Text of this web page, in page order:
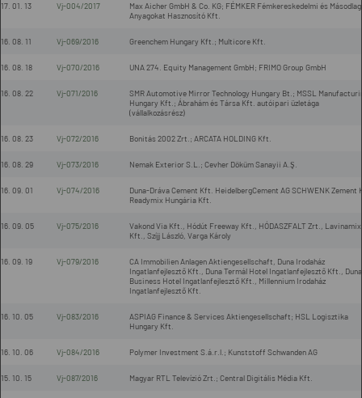
01. 13 Vj-004/2017
Max Aicher GmbH & Co. KG; FÉMKER Fémkereskedelmi és
Anyagokat Hasznosító Kft.
08. 11 Vj-069/2016 Greenchem Hungary Kft.; Multicore Kft.
08. 18 Vj-070/2016 UNA 274. Equity Management GmbH; FRIMO Group GmbH
08. 22 Vj-071/2016
SMR Automotive Mirror Technology Hungary Bt.; MSSL
Hungary Kft.; Ábrahám és Társa Kft. autóipari üzletága
(vállalkozásrész)
08. 23 Vj-072/2016 Bonitás 2002 Zrt.; ARCATA HOLDING Kft.
08. 29 Vj-073/2016 Nemak Exterior S.L.; Cevher Döküm Sanayii A.Ş.
09. 01 Vj-074/2016
Duna-Dráva Cement Kft. HeidelbergCement AG SCHWENK Zement
Readymix Hungária Kft.
09. 05 Vj-075/2016
Vakond Via Kft., Hódút Freeway Kft., HÓDASZFALT Zrt., Lavinamix
Kft., Szíjj László, Varga Károly
09. 19 Vj-079/2016
CA Immobilien Anlagen Aktiengesellschaft, Duna Irodaház
Ingatlanfejlesztő Kft., Duna Termál Hotel Ingatlanfejlesztő Kft., Duna
Business Hotel Ingatlanfejlesztő Kft., Millennium Irodaház
Ingatlanfejlesztő Kft.
10. 05 Vj-083/2016
ASPIAG Finance & Services Aktiengesellschaft; HSL Logisztika
Hungary Kft.
10. 06 Vj-084/2016 Polymer Investment S.á.r.l.; Kunststoff Schwanden AG
10. 15 Vj-087/2016 Magyar RTL Televízió Zrt.; Central Digitális Média Kft.